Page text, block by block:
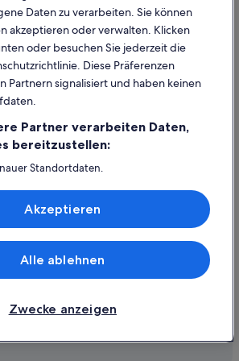
von Inhalten
und Zeitrahmen
mit einer Gutschrift bei der Fluggesellschaft
Unternehmen der Expedia Group. Alle Rechte
das Expedia-Logo sind Handelsmarken oder
Daten zu verarbeiten. Sie können
akzeptieren oder verwalten. Klicken
oder besuchen Sie jederzeit die
Diese Präferenzen
Partnern signalisiert und haben keinen
Partner verarbeiten Daten,
bereitzustellen:
Standortdaten.
Zugriff auf Informationen auf einem
Werbung und Inhalte, Messung
und der Performance von Inhalten,
(Lieferanten)
Zwecke anzeigen
Alle ablehnen
Akzeptieren